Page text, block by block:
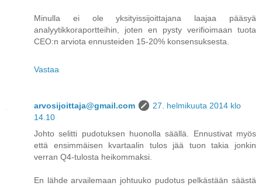
Minulla ei ole yksityissijoittajana laajaa pääsyä
analyytikkoraportteihin, joten en pysty verifioimaan tuota
CEO:n arviota ennusteiden 15-20% konsensuksesta.
Vastaa
arvosijoittaja@gmail.com
27. helmikuuta 2014 klo
14.10
Johto selitti pudotuksen huonolla säällä. Ennustivat myös
että ensimmäisen kvartaalin tulos jää tuon takia jonkin
verran Q4-tulosta heikommaksi.
En lähde arvailemaan johtuuko pudotus pelkästään säästä